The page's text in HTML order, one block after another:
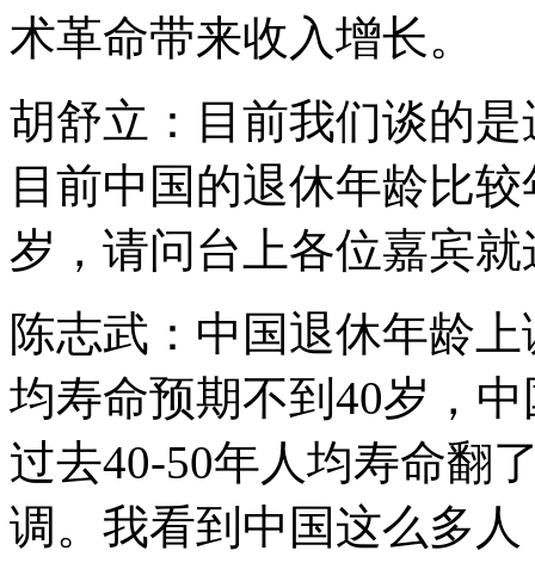
术革命带来收入增长。
胡舒立：目前我们谈的
目前中国的退休年龄比
岁，请问台上各位嘉宾
陈志武：中国退休年龄
均寿命预期不到40岁，
过去40-50年人均寿命翻
调。我看到中国这么多